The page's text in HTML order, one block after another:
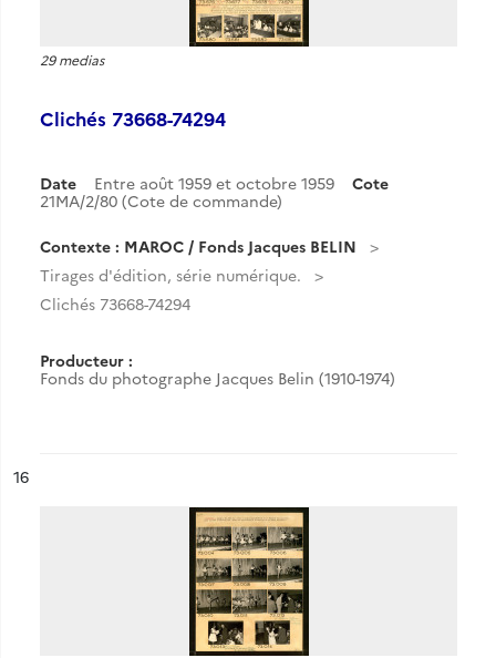
29 medias
Clichés 73668-74294
Date Entre août 1959 et octobre 1959
Cote
21MA/2/80 (Cote de commande)
Contexte : MAROC / Fonds Jacques BELIN
Tirages d'édition, série numérique.
Clichés 73668-74294
Producteur :
Fonds du photographe Jacques Belin (1910-1974)
n°
16